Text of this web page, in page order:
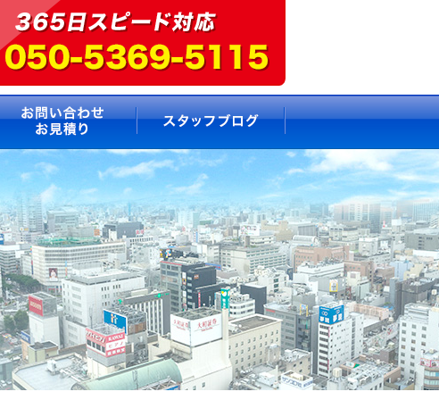
概要 お問い合わせ・お見積もりスタッフブログ